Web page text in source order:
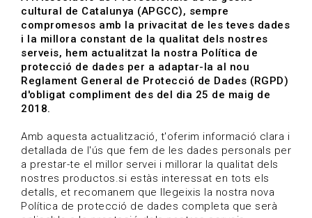
Vols estar al dia?
HOME / BLOG
Estigues al dia
Convocatòries, activitats i notícies del sector de la
cultura.
cultural de Catalunya (APGCC), sempre
compromesos amb la privacitat de les teves dades
i la millora constant de la qualitat dels nostres
serveis, hem actualitzat la nostra Política de
protecció de dades per a adaptar-la al nou
Reglament General de Protecció de Dades (RGPD)
d'obligat compliment des del dia 25 de maig de
2018.
Amb aquesta actualització, t'oferim informació clara i
detallada de l'ús que fem de les dades personals per
a prestar-te el millor servei i millorar la qualitat dels
nostres productos.si estàs interessat en tots els
detalls, et recomanem que llegeixis la nostra nova
Política de protecció de dades completa que serà